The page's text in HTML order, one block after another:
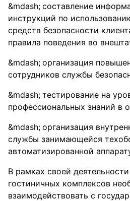
составление
инструкций по
средств безопасности
правила поведения во
организация
сотрудников службы
тестирование на
профессиональных знаний в
организация
службы занимающейся
автоматизированной
В рамках своей
гостиничных комплексов
взаимодействовать с